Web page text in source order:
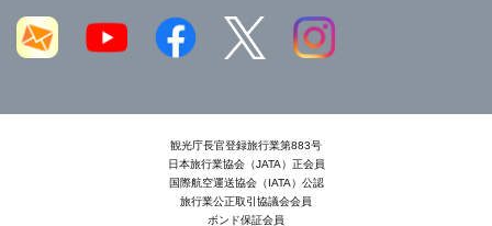
観光庁長官登録旅行業第883号
日本旅行業協会（JATA）正会員
国際航空運送協会（IATA）公認
旅行業公正取引協議会会員
ボンド保証会員